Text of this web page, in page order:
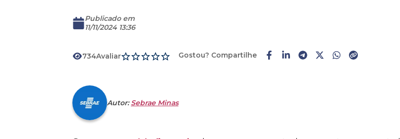
Publicado em
11/11/2024 13:36
734Avaliar Gostou? Compartilhe
Autor:Sebrae Minas